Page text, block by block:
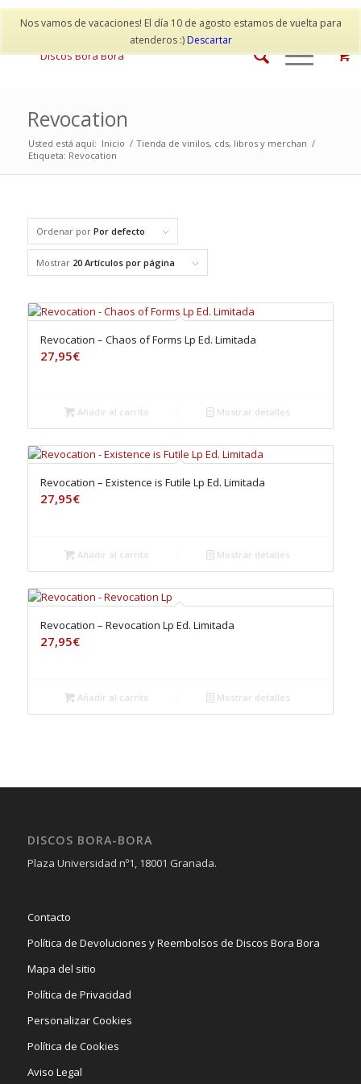
Nos vamos de vacaciones! El día 10 de agosto estamos de vuelta para
atenderos :)Descartar
Mi cuenta Contacto
Revocation
Usted está aquí: Inicio / Tienda de vinilos, cds, libros y merchan /
Etiqueta: Revocation
Ordenar por Por defecto
Mostrar 20 Artículos por página
Revocation – Chaos of Forms Lp Ed. Limitada
27,95€
Añadir al carrito Mostrar detalles
Revocation – Existence is Futile Lp Ed. Limitada
27,95€
Añadir al carrito Mostrar detalles
Revocation – Revocation Lp Ed. Limitada
27,95€
Añadir al carrito Mostrar detalles
DISCOS BORA-BORA
Plaza Universidad nº1, 18001 Granada.
Contacto
Política de Devoluciones y Reembolsos de Discos Bora Bora
Mapa del sitio
Política de Privacidad
Personalizar Cookies
Política de Cookies
Aviso Legal